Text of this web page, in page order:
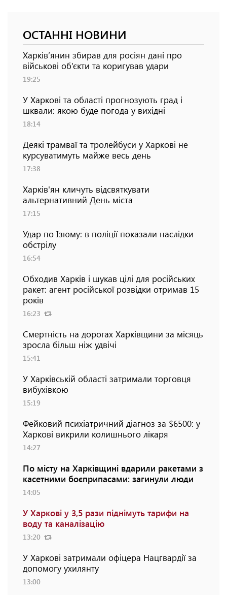
ОСТАННІ НОВИНИ
Харків’янин збирав для росіян дані про
військові об’єкти та коригував удари
19:25
У Харкові та області прогнозують град і
шквали: якою буде погода у вихідні
18:14
Деякі трамваї та тролейбуси у Харкові не
курсуватимуть майже весь день
17:38
Харків'ян кличуть відсвяткувати
альтернативний День міста
17:15
Удар по Ізюму: в поліції показали наслідки
обстрілу
16:54
Обходив Харків і шукав цілі для російських
ракет: агент російської розвідки отримав 15
років
16:23
Смертність на дорогах Харківщини за місяць
зросла більш ніж удвічі
15:41
У Харківській області затримали торговця
вибухівкою
15:19
Фейковий психіатричний діагноз за $6500: у
Харкові викрили колишнього лікаря
14:27
По місту на Харківщині вдарили ракетами з
касетними боєприпасами: загинули люди
14:05
У Харкові у 3,5 рази піднімуть тарифи на
воду та каналізацію
13:20
У Харкові затримали офіцера Нацгвардії за
допомогу ухилянту
13:00